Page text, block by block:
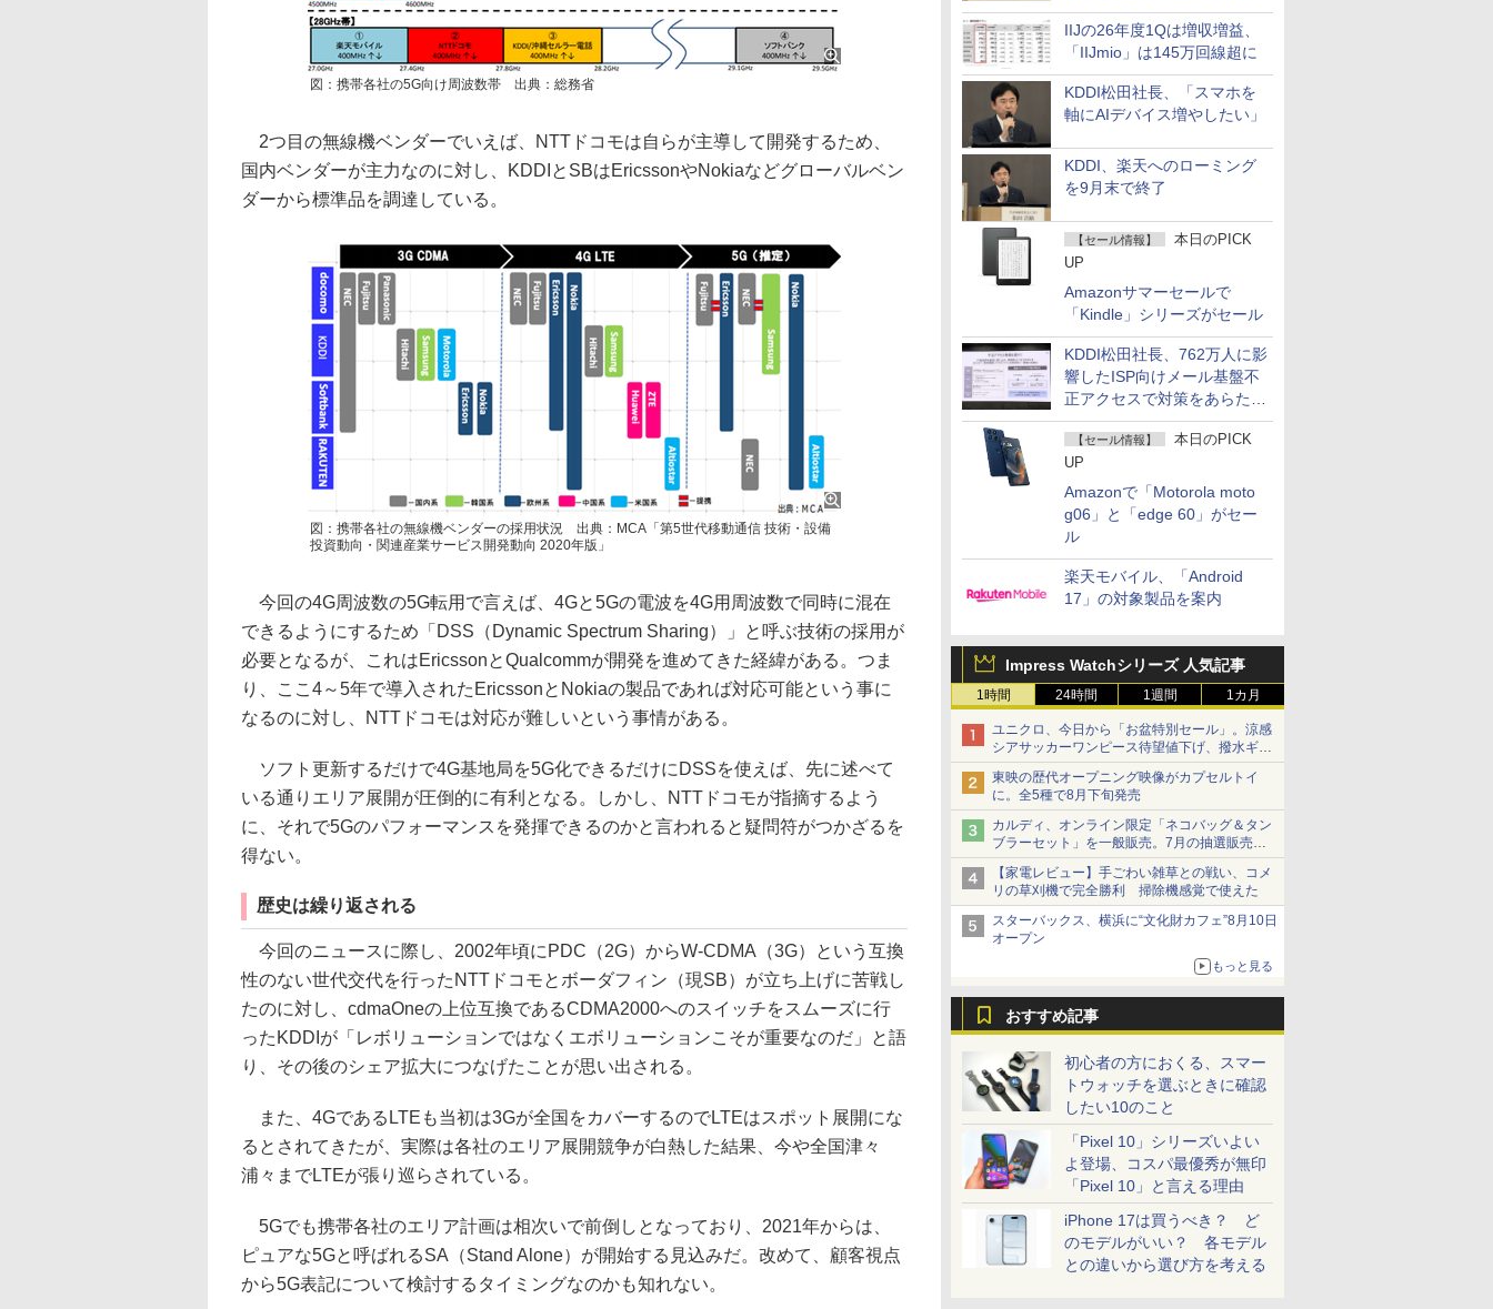
る」
IIJの26年度1Qは増収増益、
「IIJmio」は145万回線超に
KDDI松田社長、「スマホを
軸にAIデバイス増やしたい」
KDDI、楽天へのローミング
を9月末で終了
【セール情報】
本日のPICK
UP
Amazonサマーセールで
「Kindle」シリーズがセール
KDDI松田社長、762万人に影
響したISP向けメール基盤不
正アクセスで対策をあらため
て説明
【セール情報】
本日のPICK
UP
Amazonで「Motorola moto
g06」と「edge 60」がセー
ル
楽天モバイル、「Android
17」の対象製品を案内
Impress Watchシリーズ 人気記事
1時間 24時間 1週間 1カ月
ユニクロ、今日から「お盆特別セール」。涼感
シアサッカーワンピース待望値下げ、撥水ギア
ショーツは1990円に
東映の歴代オープニング映像がカプセルトイ
に。全5種で8月下旬発売
カルディ、オンライン限定「ネコバッグ＆タン
ブラーセット」を一般販売。7月の抽選販売の
当選無効分
【家電レビュー】手ごわい雑草との戦い、コメ
リの草刈機で完全勝利 掃除機感覚で使えた
スターバックス、横浜に“文化財カフェ”8月10日
オープン
もっと見る
おすすめ記事
初心者の方におくる、スマー
トウォッチを選ぶときに確認
したい10のこと
「Pixel 10」シリーズいよい
よ登場、コスパ最優秀が無印
「Pixel 10」と言える理由
iPhone 17は買うべき？ ど
のモデルがいい？ 各モデル
との違いから選び方を考える
図：携帯各社の5G向け周波数帯 出典：総務省
2つ目の無線機ベンダーでいえば、NTTドコモは自らが主導して開発するため、
国内ベンダーが主力なのに対し、KDDIとSBはEricssonやNokiaなどグローバルベン
ダーから標準品を調達している。
図：携帯各社の無線機ベンダーの採用状況 出典：MCA「第5世代移動通信 技術・設備
投資動向・関連産業サービス開発動向 2020年版」
今回の4G周波数の5G転用で言えば、4Gと5Gの電波を4G用周波数で同時に混在
できるようにするため「DSS（Dynamic Spectrum Sharing）」と呼ぶ技術の採用が
必要となるが、これはEricssonとQualcommが開発を進めてきた経緯がある。つま
り、ここ4～5年で導入されたEricssonとNokiaの製品であれば対応可能という事に
なるのに対し、NTTドコモは対応が難しいという事情がある。
ソフト更新するだけで4G基地局を5G化できるだけにDSSを使えば、先に述べて
いる通りエリア展開が圧倒的に有利となる。しかし、NTTドコモが指摘するよう
に、それで5Gのパフォーマンスを発揮できるのかと言われると疑問符がつかざるを
得ない。
歴史は繰り返される
今回のニュースに際し、2002年頃にPDC（2G）からW-CDMA（3G）という互換
性のない世代交代を行ったNTTドコモとボーダフィン（現SB）が立ち上げに苦戦し
たのに対し、cdmaOneの上位互換であるCDMA2000へのスイッチをスムーズに行
ったKDDIが「レボリューションではなくエボリューションこそが重要なのだ」と語
り、その後のシェア拡大につなげたことが思い出される。
また、4GであるLTEも当初は3Gが全国をカバーするのでLTEはスポット展開にな
るとされてきたが、実際は各社のエリア展開競争が白熱した結果、今や全国津々
浦々までLTEが張り巡らされている。
5Gでも携帯各社のエリア計画は相次いで前倒しとなっており、2021年からは、
ピュアな5Gと呼ばれるSA（Stand Alone）が開始する見込みだ。改めて、顧客視点
から5G表記について検討するタイミングなのかも知れない。